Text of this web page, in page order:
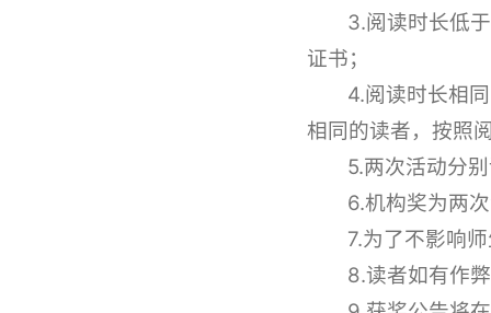
3.阅读时长低
证书；
4.阅读时长相
相同的读者，按照
5.两次活动分
6.机构奖为两
7.为了不影响
8.读者如有作